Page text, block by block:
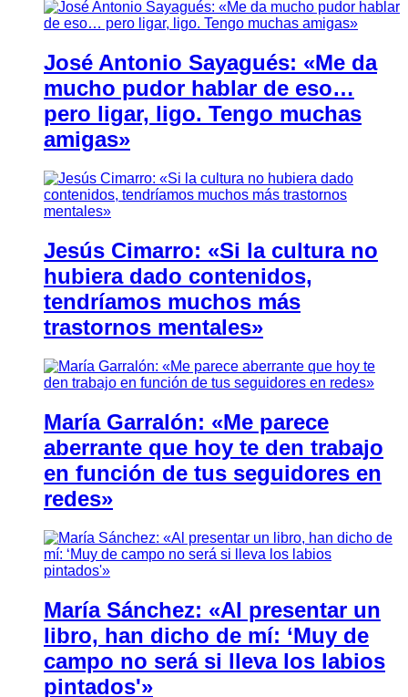
José Antonio Sayagués: «Me da
mucho pudor hablar de eso…
pero ligar, ligo. Tengo muchas
amigas»
Jesús Cimarro: «Si la cultura no
hubiera dado contenidos,
tendríamos muchos más
trastornos mentales»
María Garralón: «Me parece
aberrante que hoy te den trabajo
en función de tus seguidores en
redes»
María Sánchez: «Al presentar un
libro, han dicho de mí: ‘Muy de
campo no será si lleva los labios
pintados'»